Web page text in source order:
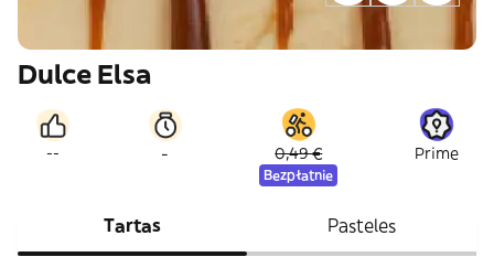
Dulce Elsa
-- - 0,49 €
Bezpłatnie
Prime
Tartas Pasteles